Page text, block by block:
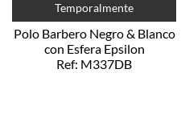
Temporalmente
Polo Barbero Negro & Blanco
con Esfera Epsilon
Ref: M337DB